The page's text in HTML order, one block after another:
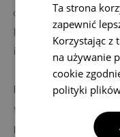
charakter tych
klasycznym lub vintage
idealnie tam pasował.
Plakat Nadruk
wysokiej jakości płótnie,
plakatów oferowanych
Ta strona
zapewnić
Korzystając z
na używanie
cookie
polityki